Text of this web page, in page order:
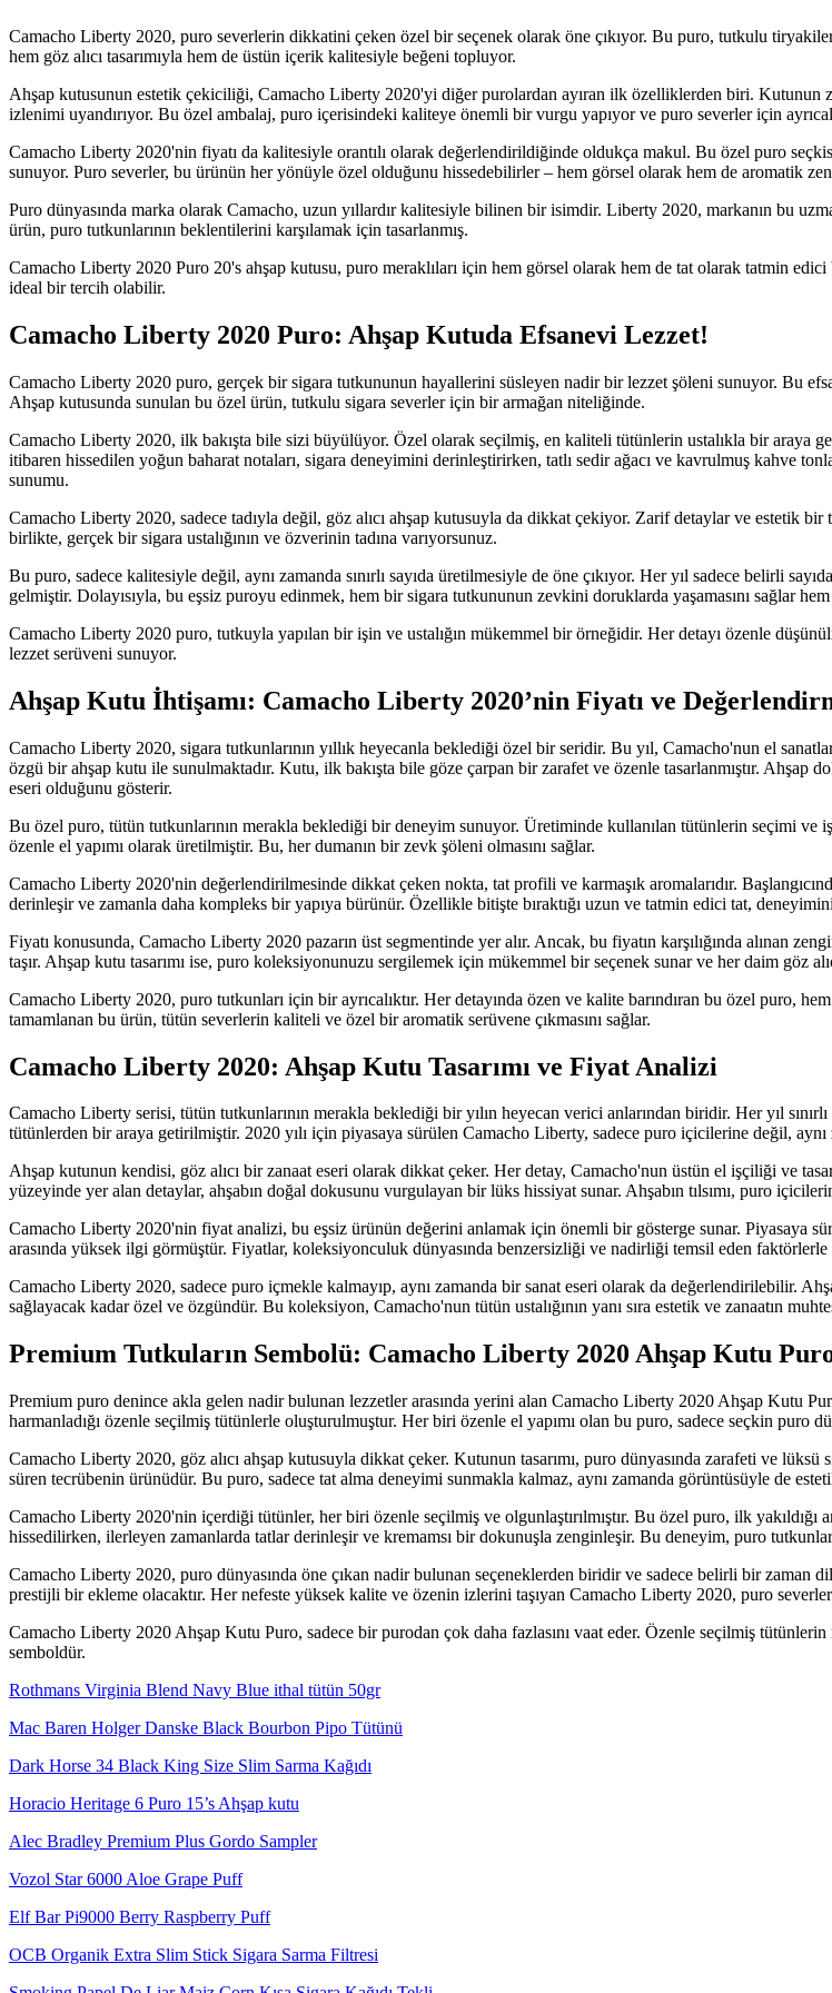
Camacho Liberty 2020, puro severlerin dikkatini çeken özel bir seçenek olarak öne çıkıyor. Bu puro, tutkulu
hem göz alıcı tasarımıyla hem de üstün içerik kalitesiyle beğeni topluyor.
Ahşap kutusunun estetik çekiciliği, Camacho Liberty 2020'yi diğer purolardan ayıran ilk özelliklerden biri. Kutunun
izlenimi uyandırıyor. Bu özel ambalaj, puro içerisindeki kaliteye önemli bir vurgu yapıyor ve puro severler için
Camacho Liberty 2020'nin fiyatı da kalitesiyle orantılı olarak değerlendirildiğinde oldukça makul. Bu özel puro
sunuyor. Puro severler, bu ürünün her yönüyle özel olduğunu hissedebilirler – hem görsel olarak hem de aromatik
Puro dünyasında marka olarak Camacho, uzun yıllardır kalitesiyle bilinen bir isimdir. Liberty 2020, markanın bu
ürün, puro tutkunlarının beklentilerini karşılamak için tasarlanmış.
Camacho Liberty 2020 Puro 20's ahşap kutusu, puro meraklıları için hem görsel olarak hem de tat olarak tatmin
ideal bir tercih olabilir.
Camacho Liberty 2020 Puro: Ahşap Kutuda Efsanevi Lezzet!
Camacho Liberty 2020 puro, gerçek bir sigara tutkununun hayallerini süsleyen nadir bir lezzet şöleni sunuyor. Bu
Ahşap kutusunda sunulan bu özel ürün, tutkulu sigara severler için bir armağan niteliğinde.
Camacho Liberty 2020, ilk bakışta bile sizi büyülüyor. Özel olarak seçilmiş, en kaliteli tütünlerin ustalıkla bir araya
itibaren hissedilen yoğun baharat notaları, sigara deneyimini derinleştirirken, tatlı sedir ağacı ve kavrulmuş kahve
sunumu.
Camacho Liberty 2020, sadece tadıyla değil, göz alıcı ahşap kutusuyla da dikkat çekiyor. Zarif detaylar ve estetik bir
birlikte, gerçek bir sigara ustalığının ve özverinin tadına varıyorsunuz.
Bu puro, sadece kalitesiyle değil, aynı zamanda sınırlı sayıda üretilmesiyle de öne çıkıyor. Her yıl sadece belirli
gelmiştir. Dolayısıyla, bu eşsiz puroyu edinmek, hem bir sigara tutkununun zevkini doruklarda yaşamasını sağlar
Camacho Liberty 2020 puro, tutkuyla yapılan bir işin ve ustalığın mükemmel bir örneğidir. Her detayı özenle
lezzet serüveni sunuyor.
Ahşap Kutu İhtişamı: Camacho Liberty 2020’nin Fiyatı ve
Camacho Liberty 2020, sigara tutkunlarının yıllık heyecanla beklediği özel bir seridir. Bu yıl, Camacho'nun el
özgü bir ahşap kutu ile sunulmaktadır. Kutu, ilk bakışta bile göze çarpan bir zarafet ve özenle tasarlanmıştır.
eseri olduğunu gösterir.
Bu özel puro, tütün tutkunlarının merakla beklediği bir deneyim sunuyor. Üretiminde kullanılan tütünlerin seçimi ve
özenle el yapımı olarak üretilmiştir. Bu, her dumanın bir zevk şöleni olmasını sağlar.
Camacho Liberty 2020'nin değerlendirilmesinde dikkat çeken nokta, tat profili ve karmaşık aromalarıdır.
derinleşir ve zamanla daha kompleks bir yapıya bürünür. Özellikle bitişte bıraktığı uzun ve tatmin edici tat,
Fiyatı konusunda, Camacho Liberty 2020 pazarın üst segmentinde yer alır. Ancak, bu fiyatın karşılığında alınan
taşır. Ahşap kutu tasarımı ise, puro koleksiyonunuzu sergilemek için mükemmel bir seçenek sunar ve her daim göz
Camacho Liberty 2020, puro tutkunları için bir ayrıcalıktır. Her detayında özen ve kalite barındıran bu özel puro,
tamamlanan bu ürün, tütün severlerin kaliteli ve özel bir aromatik serüvene çıkmasını sağlar.
Camacho Liberty 2020: Ahşap Kutu Tasarımı ve Fiyat Analizi
Camacho Liberty serisi, tütün tutkunlarının merakla beklediği bir yılın heyecan verici anlarından biridir. Her yıl
tütünlerden bir araya getirilmiştir. 2020 yılı için piyasaya sürülen Camacho Liberty, sadece puro içicilerine değil,
Ahşap kutunun kendisi, göz alıcı bir zanaat eseri olarak dikkat çeker. Her detay, Camacho'nun üstün el işçiliği ve
yüzeyinde yer alan detaylar, ahşabın doğal dokusunu vurgulayan bir lüks hissiyat sunar. Ahşabın tılsımı, puro
Camacho Liberty 2020'nin fiyat analizi, bu eşsiz ürünün değerini anlamak için önemli bir gösterge sunar. Piyasaya
arasında yüksek ilgi görmüştür. Fiyatlar, koleksiyonculuk dünyasında benzersizliği ve nadirliği temsil eden faktörlerle
Camacho Liberty 2020, sadece puro içmekle kalmayıp, aynı zamanda bir sanat eseri olarak da değerlendirilebilir.
sağlayacak kadar özel ve özgündür. Bu koleksiyon, Camacho'nun tütün ustalığının yanı sıra estetik ve zanaatın
Premium Tutkuların Sembolü: Camacho Liberty 2020 Ahşap Kutu
Premium puro denince akla gelen nadir bulunan lezzetler arasında yerini alan Camacho Liberty 2020 Ahşap Kutu
harmanladığı özenle seçilmiş tütünlerle oluşturulmuştur. Her biri özenle el yapımı olan bu puro, sadece seçkin puro
Camacho Liberty 2020, göz alıcı ahşap kutusuyla dikkat çeker. Kutunun tasarımı, puro dünyasında zarafeti ve
süren tecrübenin ürünüdür. Bu puro, sadece tat alma deneyimi sunmakla kalmaz, aynı zamanda görüntüsüyle de
Camacho Liberty 2020'nin içerdiği tütünler, her biri özenle seçilmiş ve olgunlaştırılmıştır. Bu özel puro, ilk
hissedilirken, ilerleyen zamanlarda tatlar derinleşir ve kremamsı bir dokunuşla zenginleşir. Bu deneyim, puro
Camacho Liberty 2020, puro dünyasında öne çıkan nadir bulunan seçeneklerden biridir ve sadece belirli bir
prestijli bir ekleme olacaktır. Her nefeste yüksek kalite ve özenin izlerini taşıyan Camacho Liberty 2020, puro
Camacho Liberty 2020 Ahşap Kutu Puro, sadece bir purodan çok daha fazlasını vaat eder. Özenle seçilmiş
semboldür.
Rothmans Virginia Blend Navy Blue ithal tütün 50gr
Mac Baren Holger Danske Black Bourbon Pipo Tütünü
Dark Horse 34 Black King Size Slim Sarma Kağıdı
Horacio Heritage 6 Puro 15’s Ahşap kutu
Alec Bradley Premium Plus Gordo Sampler
Vozol Star 6000 Aloe Grape Puff
Elf Bar Pi9000 Berry Raspberry Puff
OCB Organik Extra Slim Stick Sigara Sarma Filtresi